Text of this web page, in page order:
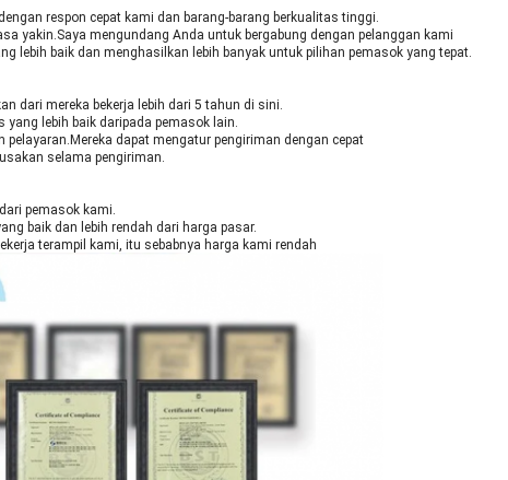
respon cepat kami dan barang-barang berkualitas tinggi.
yakin.Saya mengundang Anda untuk bergabung dengan pelanggan kami
lebih baik dan menghasilkan lebih banyak untuk pilihan pemasok yang tepat.
dari mereka bekerja lebih dari 5 tahun di sini.
lebih baik daripada pemasok lain.
dapat mengatur pengiriman dengan cepat
selama pengiriman.
pemasok kami.
baik dan lebih rendah dari harga pasar.
terampil kami, itu sebabnya harga kami rendah